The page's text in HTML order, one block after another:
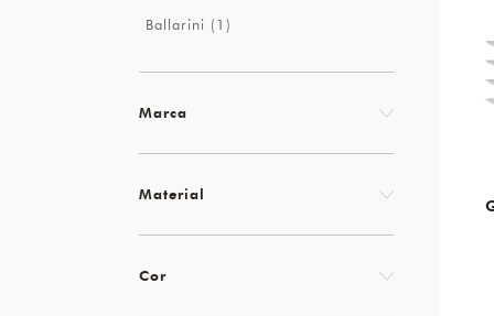
Marca
Material
Cor
Ballarini (1)